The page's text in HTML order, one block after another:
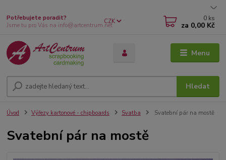
Menu
CZK
Hledat
Potřebujete poradit?
Jsme tu pro Vás na info@artcentrum.net
0 ks
za 0,00 Kč
Úvod Výřezy kartonové - chipboards Svatba Svatební pár na mostě
Svatební pár na mostě